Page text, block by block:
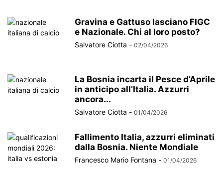
Gravina e Gattuso lasciano FIGC
e Nazionale. Chi al loro posto?
Salvatore Ciotta - 02/04/2026
La Bosnia incarta il Pesce d’Aprile
in anticipo all’Italia. Azzurri
ancora...
Salvatore Ciotta - 01/04/2026
Fallimento Italia, azzurri eliminati
dalla Bosnia. Niente Mondiale
Francesco Mario Fontana - 01/04/2026